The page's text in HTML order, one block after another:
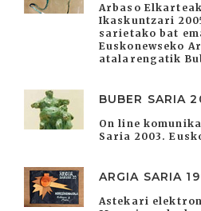
Arbaso
Ikaskuntzari
sarietako bat
Euskonewseko
atalarengatik
BUBER SARIA
On line
Saria 2003.
ARGIA SARIA
Astekari